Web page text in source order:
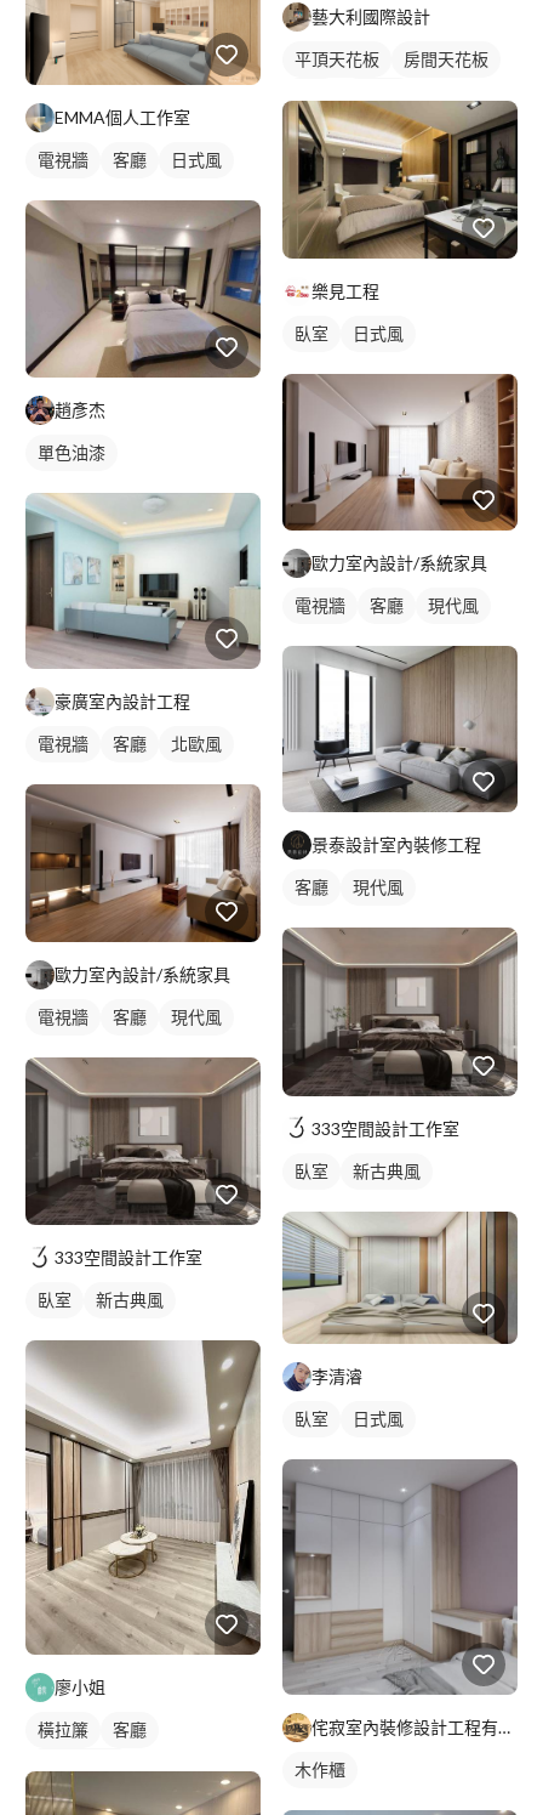
EMMA個人工作室
電視牆 客廳 日式風
趙彥杰
單色油漆
豪廣室內設計工程
電視牆 客廳 北歐風
歐力室內設計/系統家具
電視牆 客廳 現代風
333空間設計工作室
臥室 新古典風
廖小姐
橫拉簾
客廳
藝大利國際設計
平頂天花板
房間天花板
樂見工程
臥室 日式風
歐力室內設計/系統家具
電視牆 客廳 現代風
景泰設計室內裝修工程
客廳 現代風
333空間設計工作室
臥室 新古典風
李清濬
臥室 日式風
侘寂室內裝修設計工程有限公司
木作櫃